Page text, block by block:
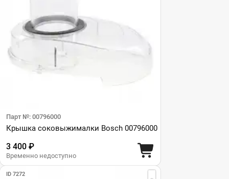
Парт №: 00796000
Крышка соковыжималки Bosch 00796000
3 400 ₽
Временно недоступно
ID 7272